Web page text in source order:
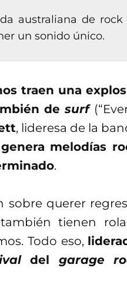
australiana de rock
un sonido único.
traen una
desurf
, lideresa de la
genera melodías
.
sobre querer
tienen
Todo eso,
del garage